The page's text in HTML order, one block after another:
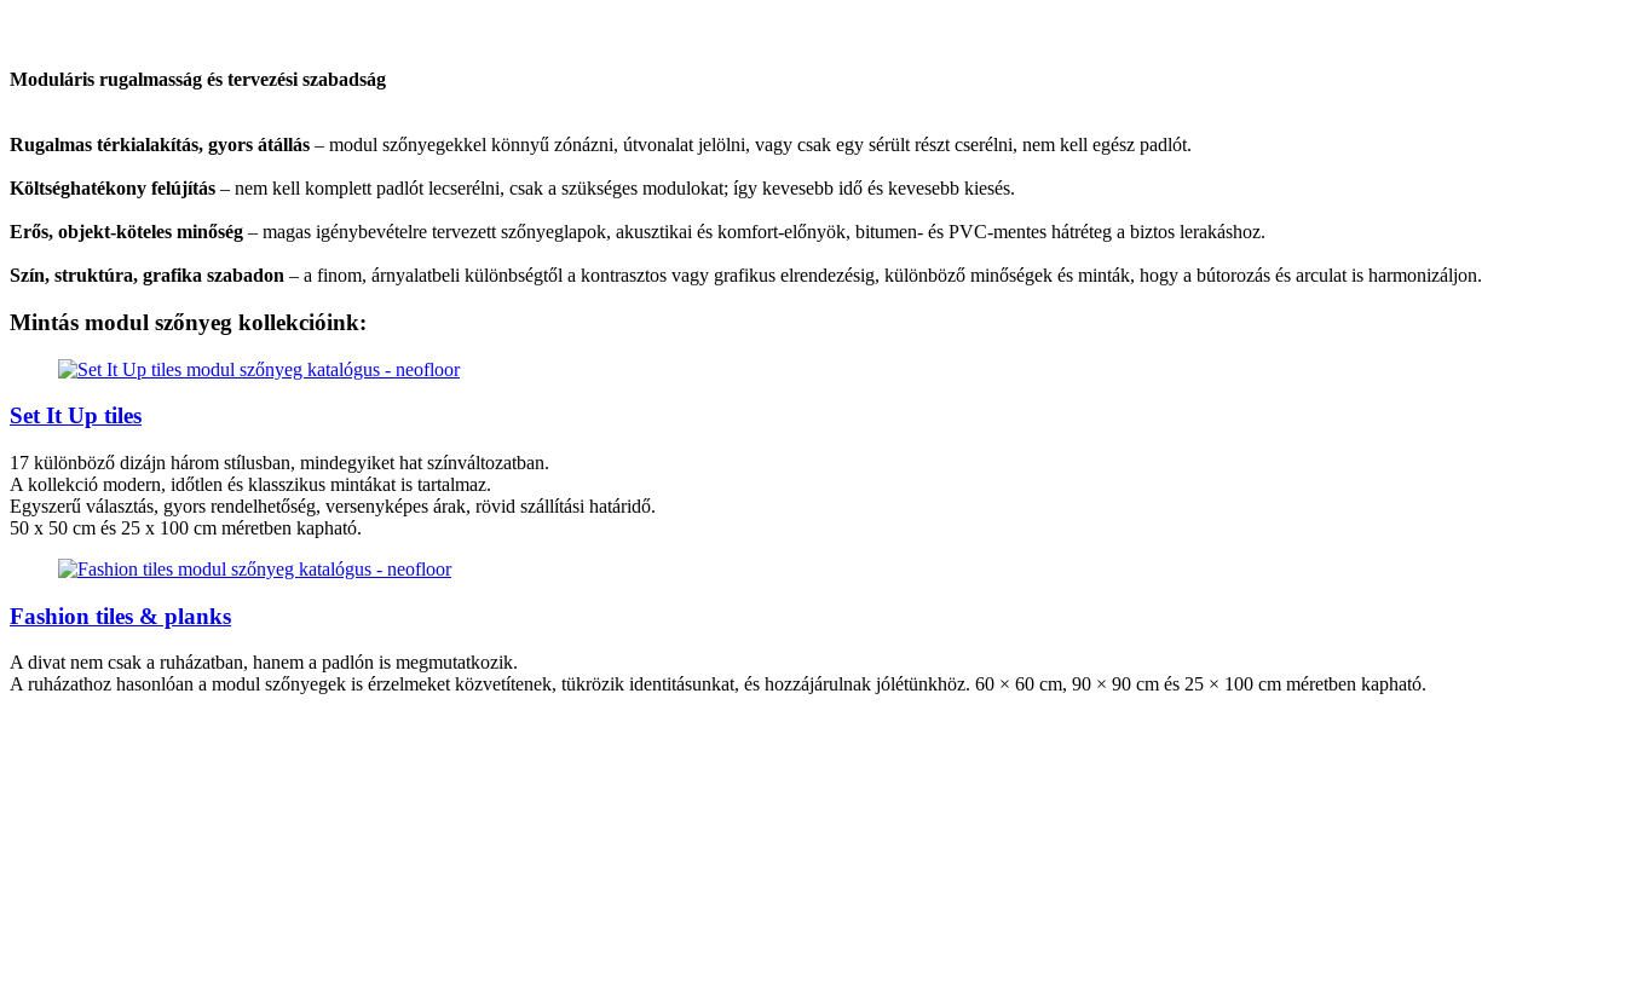
Moduláris rugalmasság és tervezési szabadság
Rugalmas térkialakítás, gyors átállás – modul szőnyegekkel könnyű zónázni, útvonalat jelölni, vagy csak egy sérült részt cserélni, nem kell egész padlót.
Költséghatékony felújítás – nem kell komplett padlót lecserélni, csak a szükséges modulokat; így kevesebb idő és kevesebb kiesés.
Erős, objekt‑köteles minőség – magas igénybevételre tervezett szőnyeglapok, akusztikai és komfort‑előnyök, bitumen‑ és PVC‑mentes hátréteg a biztos lerakáshoz.
Szín, struktúra, grafika szabadon – a finom, árnyalatbeli különbségtől a kontrasztos vagy grafikus elrendezésig, különböző minőségek és minták, hogy a bútorozás és arculat is harmonizáljon.
Mintás modul szőnyeg kollekcióink:
Set It Up tiles
17 különböző dizájn három stílusban, mindegyiket hat színváltozatban.
A kollekció modern, időtlen és klasszikus mintákat is tartalmaz.
Egyszerű választás, gyors rendelhetőség, versenyképes árak, rövid szállítási határidő.
50 x 50 cm és 25 x 100 cm méretben kapható.
Fashion tiles & planks
A divat nem csak a ruházatban, hanem a padlón is megmutatkozik.
A ruházathoz hasonlóan a modul szőnyegek is érzelmeket közvetítenek, tükrözik identitásunkat, és hozzájárulnak jólétünkhöz. 60 × 60 cm, 90 × 90 cm és 25 × 100 cm méretben kapható.